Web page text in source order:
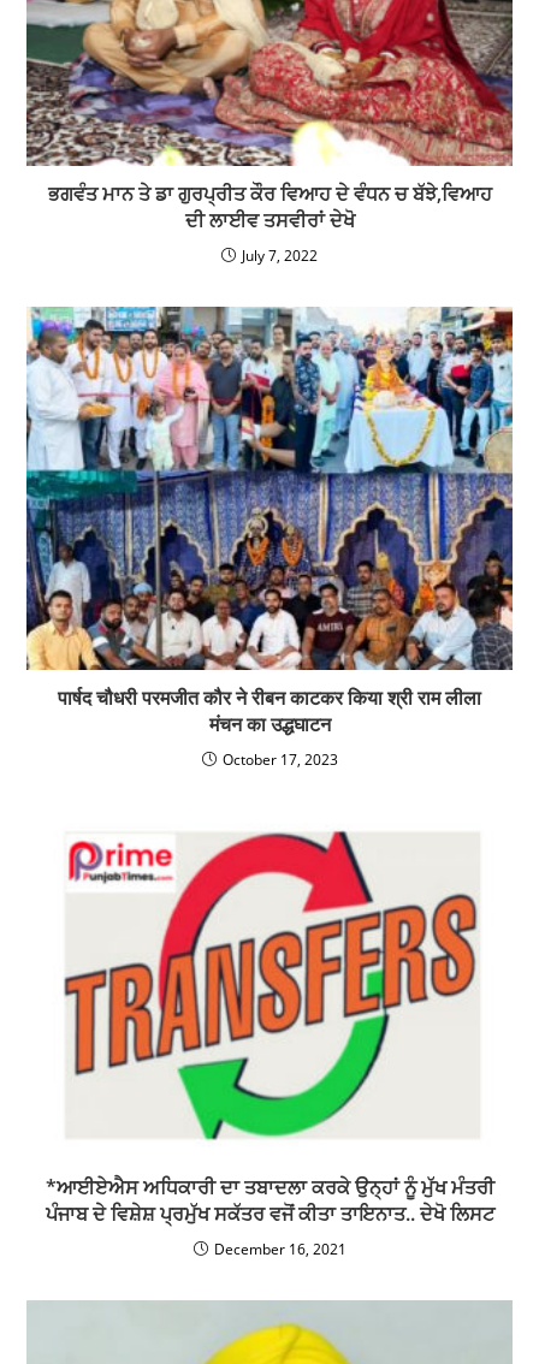
ਭਗਵੰਤ ਮਾਨ ਤੇ ਡਾ ਗੁਰਪ੍ਰੀਤ ਕੌਰ ਵਿਆਹ ਦੇ ਵੰਧਨ ਚ ਬੱਝੇ,ਵਿਆਹ
ਦੀ ਲਾਈਵ ਤਸਵੀਰਾਂ ਦੇਖੋ
July 7, 2022
पार्षद चौधरी परमजीत कौर ने रीबन काटकर किया श्री राम लीला
मंचन का उद्धघाटन
October 17, 2023
*ਆਈਏਐਸ ਅਧਿਕਾਰੀ ਦਾ ਤਬਾਦਲਾ ਕਰਕੇ ਉਨ੍ਹਾਂ ਨੂੰ ਮੁੱਖ ਮੰਤਰੀ
ਪੰਜਾਬ ਦੇ ਵਿਸ਼ੇਸ਼ ਪ੍ਰਮੁੱਖ ਸਕੱਤਰ ਵਜੋਂ ਕੀਤਾ ਤਾਇਨਾਤ.. ਦੇਖੋ ਲਿਸਟ
December 16, 2021